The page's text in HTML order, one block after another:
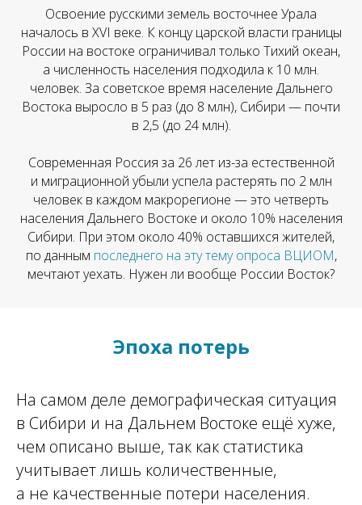
Освоение русскими земель восточнее Урала
началось в XVI веке. К концу царской власти границы
России на востоке ограничивал только Тихий океан,
а численность населения подходила к 10 млн.
человек. За советское время население Дальнего
Востока выросло в 5 раз (до 8 млн), Сибири — почти
в 2,5 (до 24 млн).
Современная Россия за 26 лет из-за естественной
и миграционной убыли успела растерять по 2 млн
человек в каждом макрорегионе — это четверть
населения Дальнего Востоке и около 10% населения
Сибири. При этом около 40% оставшихся жителей,
по данным последнего на эту тему опроса ВЦИОМ,
мечтают уехать. Нужен ли вообще России Восток?
Эпоха потерь
На самом деле демографическая ситуация
в Сибири и на Дальнем Востоке ещё хуже,
чем описано выше, так как статистика
учитывает лишь количественные,
а не качественные потери населения.